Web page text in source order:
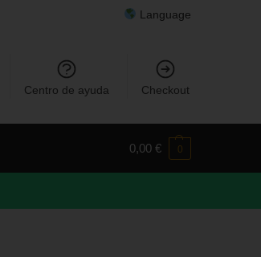
Language
Centro de ayuda Checkout
0,00 € 0